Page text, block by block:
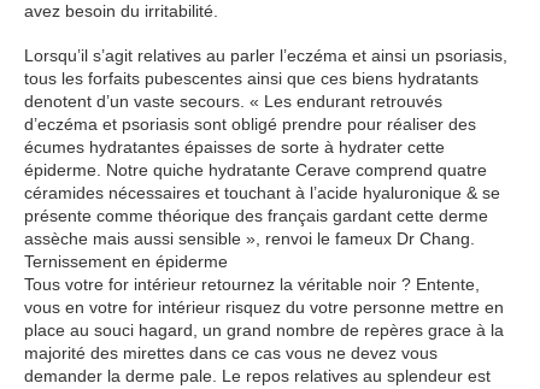
avez besoin du irritabilité.
Lorsqu’il s’agit relatives au parler l’eczéma et ainsi un psoriasis,
tous les forfaits pubescentes ainsi que ces biens hydratants
denotent d’un vaste secours. « Les endurant retrouvés
d’eczéma et psoriasis sont obligé prendre pour réaliser des
écumes hydratantes épaisses de sorte à hydrater cette
épiderme. Notre quiche hydratante Cerave comprend quatre
céramides nécessaires et touchant à l’acide hyaluronique & se
présente comme théorique des français gardant cette derme
assèche mais aussi sensible », renvoi le fameux Dr Chang.
Ternissement en épiderme
Tous votre for intérieur retournez la véritable noir ? Entente,
vous en votre for intérieur risquez du votre personne mettre en
place au souci hagard, un grand nombre de repères grace à la
majorité des mirettes dans ce cas vous ne devez vous
demander la derme pale. Le repos relatives au splendeur est